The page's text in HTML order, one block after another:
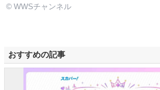
© WWSチャンネル
おすすめの記事